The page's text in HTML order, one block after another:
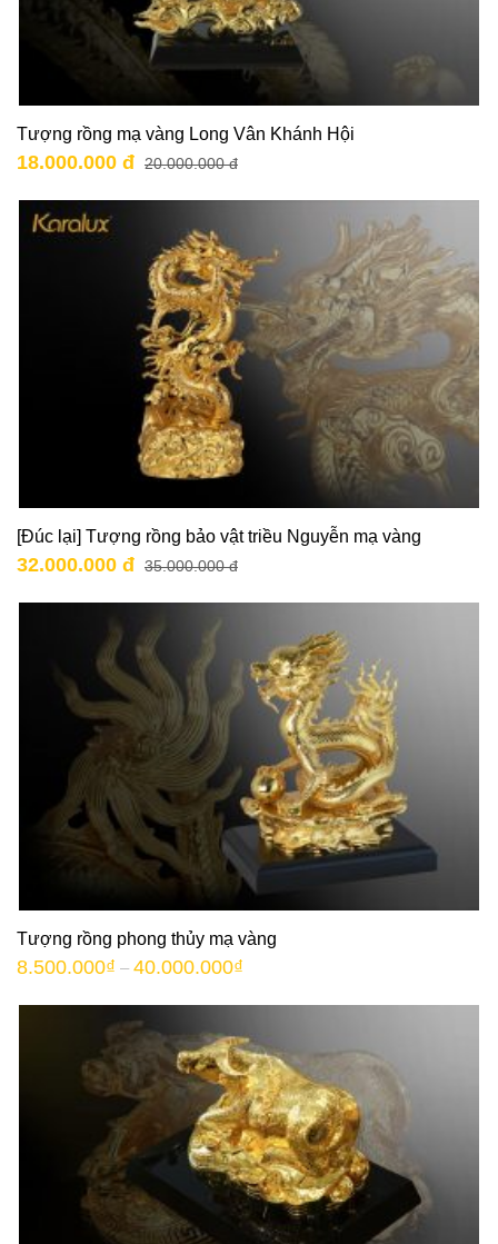
Tượng rồng mạ vàng Long Vân Khánh Hội
18.000.000 đ 20.000.000 đ
[Đúc lại] Tượng rồng bảo vật triều Nguyễn mạ vàng
32.000.000 đ 35.000.000 đ
Tượng rồng phong thủy mạ vàng
8.500.000₫ – 40.000.000₫